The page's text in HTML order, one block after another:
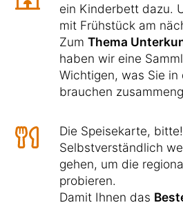
ein Kinderbett dazu.
mit Frühstück am
Zum Thema
haben wir eine
Wichtigen, was Sie
brauchen
Die Speisekarte, bitte!
Selbstverständlich
gehen, um die
probieren.
Damit Ihnen das